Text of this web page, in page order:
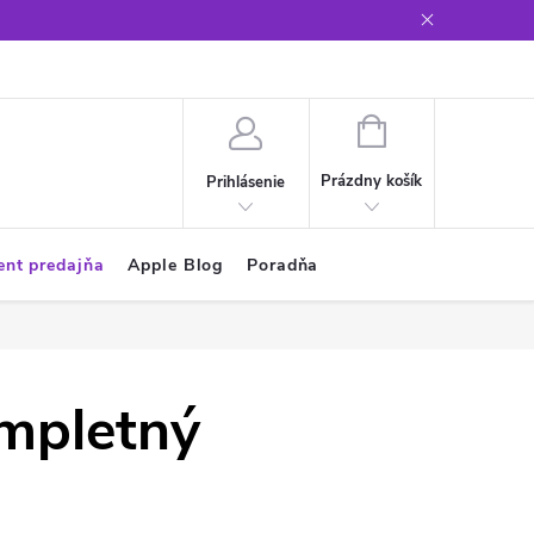
Prihlásenie
NÁKUPNÝ
Prázdny košík
predajňa Apple Blog Poradňa